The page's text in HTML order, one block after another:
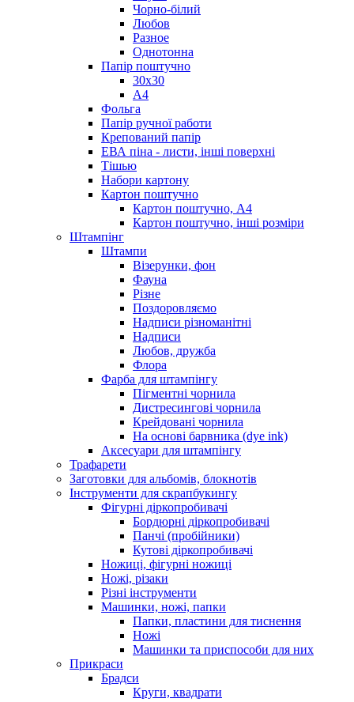
Чорно-білий
Любов
Разное
Однотонна
Папір поштучно
30х30
А4
Фольга
Папір ручної работи
Крепований папір
ЕВА піна - листи, інші поверхні
Тішью
Набори картону
Картон поштучно
Картон поштучно, А4
Картон поштучно, інші розміри
Штампінг
Штампи
Візерунки, фон
Фауна
Різне
Поздоровляємо
Надписи різноманітні
Надписи
Любов, дружба
Флора
Фарба для штампінгу
Пігментні чорнила
Дистресингові чорнила
Крейдовані чорнила
На основі барвника (dye ink)
Аксесуари для штампінгу
Трафарети
Заготовки для альбомів, блокнотів
Інструменти для скрапбукингу
Фігурні діркопробивачі
Бордюрні діркопробивачі
Панчі (пробійники)
Кутові діркопробивачі
Ножиці, фігурні ножиці
Ножі, різаки
Різні інструменти
Машинки, ножі, папки
Папки, пластини для тиснення
Ножі
Машинки та приспособи для них
Прикраси
Брадси
Круги, квадрати